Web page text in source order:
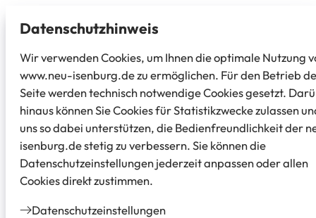
Datenschutz­hinweis
Wir verwenden Cookies, um Ihnen die optimale Nutzung
www.neu-isenburg.de zu ermöglichen. Für den Betrieb
Seite werden technisch notwendige Cookies gesetzt.
hinaus können Sie Cookies für Statistikzwecke zulassen
uns so dabei unterstützen, die Bedienfreundlichkeit der
isenburg.de stetig zu verbessern. Sie können die
Datenschutzeinstellungen jederzeit anpassen oder allen
Cookies direkt zustimmen.
Datenschutz­einstellungen